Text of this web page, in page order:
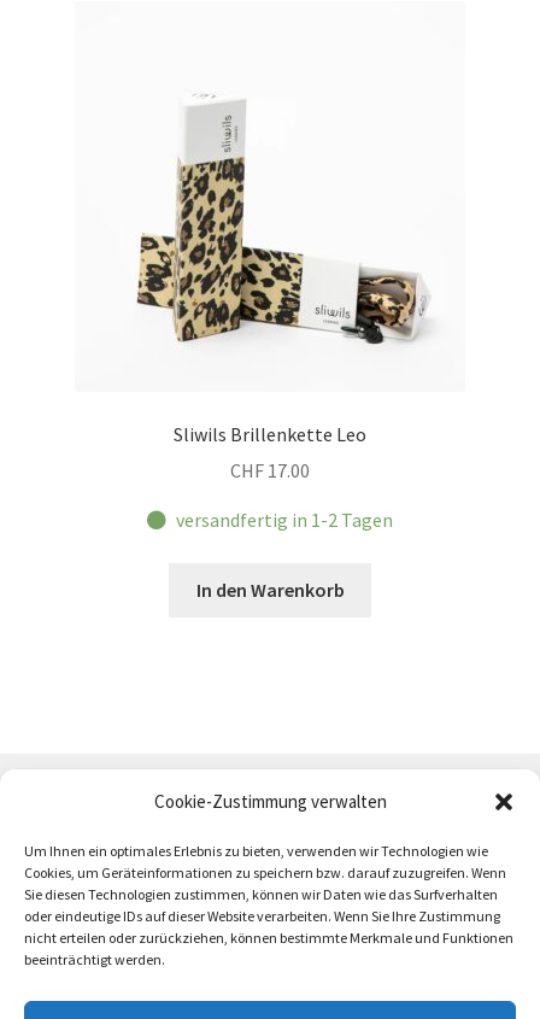
Cookie-Zustimmung verwalten
Um Ihnen ein optimales Erlebnis zu bieten, verwenden wir Technologien wie
Cookies, um Geräteinformationen zu speichern bzw. darauf zuzugreifen. Wenn
Sie diesen Technologien zustimmen, können wir Daten wie das Surfverhalten
oder eindeutige IDs auf dieser Website verarbeiten. Wenn Sie Ihre Zustimmung
nicht erteilen oder zurückziehen, können bestimmte Merkmale und Funktionen
beeinträchtigt werden.
Sliwils Brillenkette Leo
CHF 17.00
versandfertig in 1-2 Tagen
In den Warenkorb
AGB Zahlung und Versand Impressum